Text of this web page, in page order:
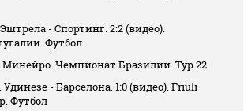
- Спортинг. 2:2 (видео).
Футбол
Чемпионат Бразилии. Тур 22
- Барселона. 1:0 (видео). Friuli
Футбол